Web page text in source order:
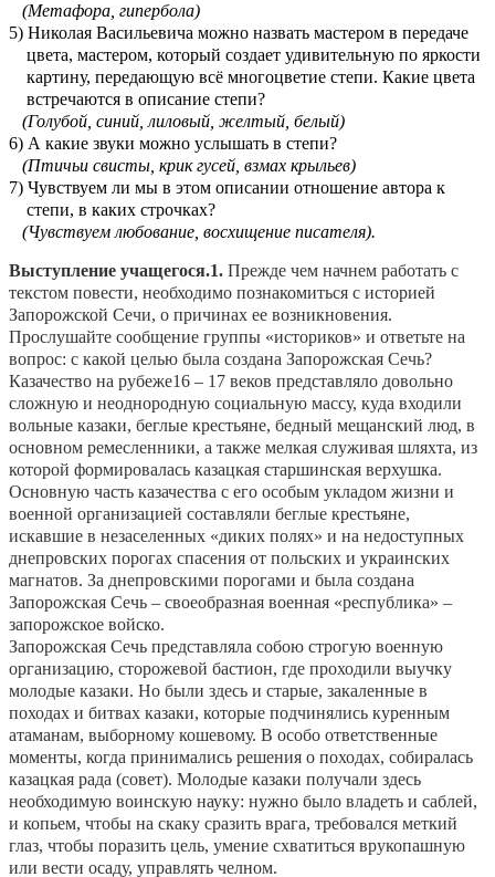
(Метафора, гипербола)
5) Николая Васильевича можно назвать мастером в передаче
цвета, мастером, который создает удивительную по яркости
картину, передающую всё многоцветие степи. Какие цвета
встречаются в описание степи?
(Голубой, синий, лиловый, желтый, белый)
6) А какие звуки можно услышать в степи?
(Птичьи свисты, крик гусей, взмах крыльев)
7) Чувствуем ли мы в этом описании отношение автора к
степи, в каких строчках?
(Чувствуем любование, восхищение писателя).
Выступление учащегося.1. Прежде чем начнем работать с
текстом повести, необходимо познакомиться с историей
Запорожской Сечи, о причинах ее возникновения.
Прослушайте сообщение группы «историков» и ответьте на
вопрос: с какой целью была создана Запорожская Сечь?
Казачество на рубеже16 – 17 веков представляло довольно
сложную и неоднородную социальную массу, куда входили
вольные казаки, беглые крестьяне, бедный мещанский люд, в
основном ремесленники, а также мелкая служивая шляхта, из
которой формировалась казацкая старшинская верхушка.
Основную часть казачества с его особым укладом жизни и
военной организацией составляли беглые крестьяне,
искавшие в незаселенных «диких полях» и на недоступных
днепровских порогах спасения от польских и украинских
магнатов. За днепровскими порогами и была создана
Запорожская Сечь – своеобразная военная «республика» –
запорожское войско.
Запорожская Сечь представляла собою строгую военную
организацию, сторожевой бастион, где проходили выучку
молодые казаки. Но были здесь и старые, закаленные в
походах и битвах казаки, которые подчинялись куренным
атаманам, выборному кошевому. В особо ответственные
моменты, когда принимались решения о походах, собиралась
казацкая рада (совет). Молодые казаки получали здесь
необходимую воинскую науку: нужно было владеть и саблей,
и копьем, чтобы на скаку сразить врага, требовался меткий
глаз, чтобы поразить цель, умение схватиться врукопашную
или вести осаду, управлять челном.